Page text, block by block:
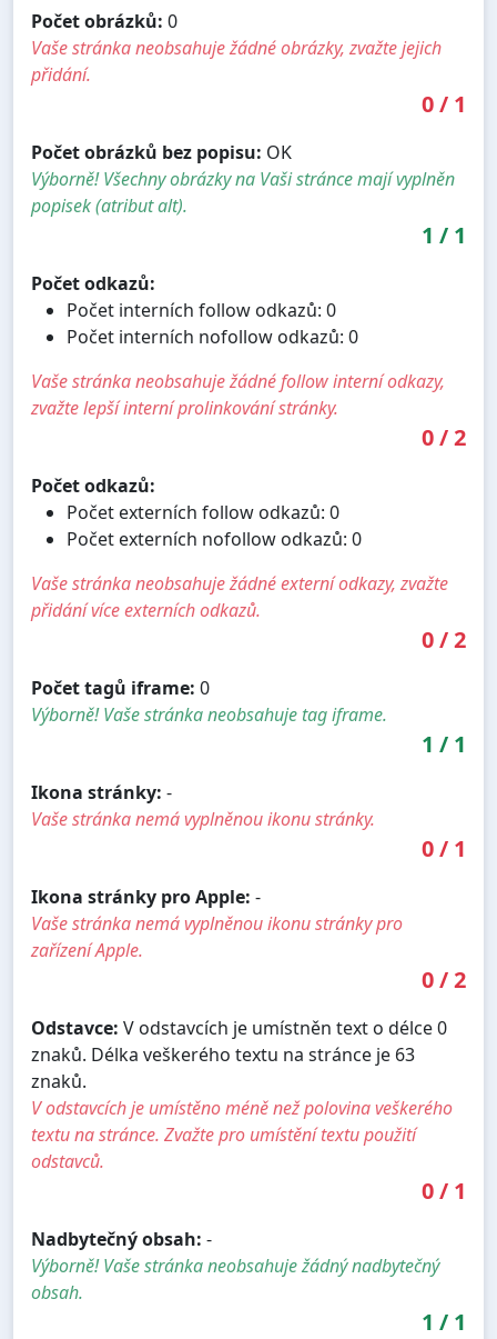
Počet obrázků: 0
Vaše stránka neobsahuje žádné obrázky, zvažte jejich
přidání.
0/ 1
Počet obrázků bez popisu: OK
Výborně! Všechny obrázky na Vaši stránce mají vyplněn
popisek (atribut alt).
1 / 1
Počet odkazů:
Počet interních follow odkazů: 0
Počet interních nofollow odkazů: 0
Vaše stránka neobsahuje žádné follow interní odkazy,
zvažte lepší interní prolinkování stránky.
0/2
Počet odkazů:
Počet externích follow odkazů: 0
Počet externích nofollow odkazů: 0
Vaše stránka neobsahuje žádné externí odkazy, zvažte
přidání více externích odkazů.
0/2
Počet tagů iframe: 0
Výborně! Vaše stránka neobsahuje tag iframe.
1 / 1
Ikona stránky: -
Vaše stránka nemá vyplněnou ikonu stránky.
0/ 1
Ikona stránky pro Apple: -
Vaše stránka nemá vyplněnou ikonu stránky pro
zařízení Apple.
0/2
Odstavce: V odstavcích je umístněn text o délce 0
znaků. Délka veškerého textu na stránce je 63
znaků.
V odstavcích je umístěno méně než polovina veškerého
textu na stránce. Zvažte pro umístění textu použití
odstavců.
0/ 1
Nadbytečný obsah: -
Výborně! Vaše stránka neobsahuje žádný nadbytečný
obsah.
1 / 1